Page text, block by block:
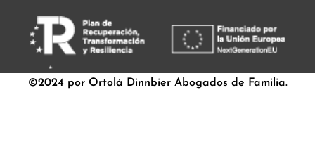
©2024 por Ortolá Dinnbier Abogados de Familia.